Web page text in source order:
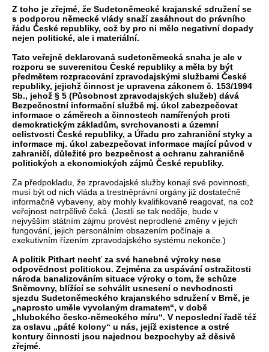
Z toho je zřejmé, že Sudetoněmecké krajanské sdružení se
s podporou německé vlády snaží zasáhnout do právního
řádu České republiky, což by pro ni mělo negativní dopady
nejen politické, ale i materiální.
Tato veřejně deklarovaná sudetoněmecká snaha je ale v
rozporu se suverenitou České republiky a měla by být
předmětem rozpracování zpravodajskými službami České
republiky, jejichž činnost je upravena zákonem č. 153/1994
Sb., jehož § 5 (Působnost zpravodajských služeb) dává
Bezpečnostní informační službě mj. úkol zabezpečovat
informace o záměrech a činnostech namířených proti
demokratickým základům, svrchovanosti a územní
celistvosti České republiky, a Úřadu pro zahraniční styky a
informace mj. úkol zabezpečovat informace mající původ v
zahraničí, důležité pro bezpečnost a ochranu zahraničně
politických a ekonomických zájmů České republiky.
Za předpokladu, že zpravodajské služby konají své povinnosti,
musí být od nich vláda a trestněprávní orgány již dostatečně
informačně vybaveny, aby mohly kvalifikovaně reagovat, na což
veřejnost netrpělivě čeká. (Jestli se tak neděje, bude v
nejvyšším státním zájmu provést neprodlené změny v jejich
fungování, jejich personálním obsazením počínaje a
exekutivním řízením zpravodajského systému nekonče.)
A politik Pithart nechť za své hanebné výroky nese
odpovědnost politickou. Zejména za uspávání ostražitosti
národa banalizováním situace výroky o tom, že schůze
Sněmovny, blížící se schválit usnesení o nevhodnosti
sjezdu Sudetoněmeckého krajanského sdružení v Brně, je
„naprosto uměle vyvolaným dramatem“, v době
„hlubokého česko-německého míru“. V neposlední řadě též
za oslavu „páté kolony“ u nás, jejíž existence a ostré
kontury činnosti jsou najednou bezpochyby až děsivě
zřejmé.